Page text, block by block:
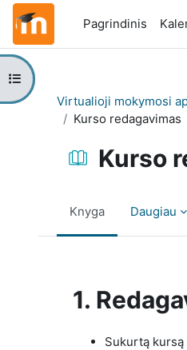
Pereiti į pagrindinį turinį
Pagrindinis
Atverti kurso rodyklę
Virtualioji mokymosi
Kurso redagavimas
Kurso
Knyga Daugiau
1.
Sukurtą